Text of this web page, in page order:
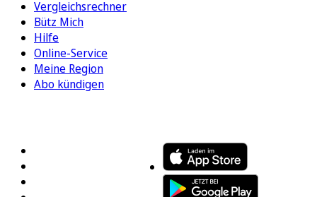
Vergleichsrechner
Bütz Mich
Hilfe
Online-Service
Meine Region
Abo kündigen